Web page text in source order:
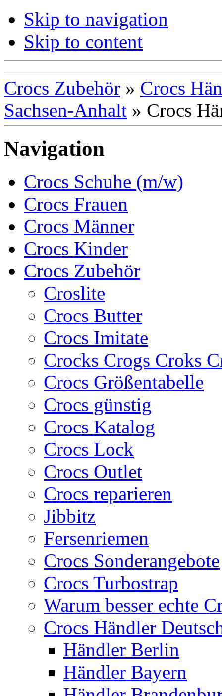
Skip to navigation
Skip to content
Crocs Zubehör » Crocs
Sachsen-Anhalt » Crocs
Navigation
Crocs Schuhe (m/w)
Crocs Frauen
Crocs Männer
Crocs Kinder
Crocs Zubehör
Croslite
Crocs Butter
Crocs Imitate
Crocks Crogs Croks
Crocs Größentabelle
Crocs günstig
Crocs Katalog
Crocs Lock
Crocs Outlet
Crocs reparieren
Jibbitz
Fersenriemen
Crocs Sonderangebote
Crocs Turbostrap
Warum besser echte
Crocs Händler
Händler Berlin
Händler Bayern